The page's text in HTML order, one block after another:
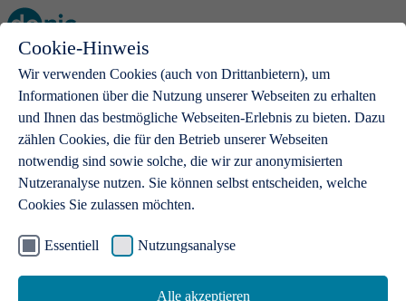
Cookie-Hinweis
Wir verwenden Cookies (auch von Drittanbietern), um
Informationen über die Nutzung unserer Webseiten zu erhalten
und Ihnen das bestmögliche Webseiten-Erlebnis zu bieten. Dazu
zählen Cookies, die für den Betrieb unserer Webseiten
notwendig sind sowie solche, die wir zur anonymisierten
Nutzeranalyse nutzen. Sie können selbst entscheiden, welche
Cookies Sie zulassen möchten.
Essentiell Nutzungsanalyse
Alle akzeptieren
Open main menu
.de-Domains
Mit einer .de-Domain erhalten Ideen eine Bühne